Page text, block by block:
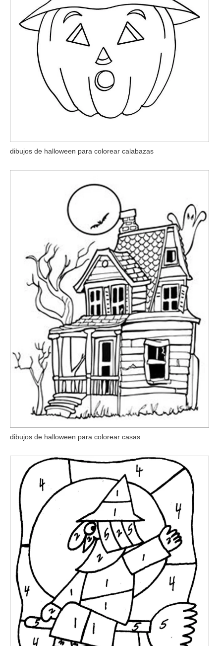
dibujos de halloween para colorear calabazas
dibujos de halloween para colorear casas